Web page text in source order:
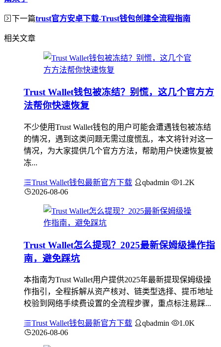
下一篇trust官方安卓下载-Trust钱包创建全流程指南
相关文章
Trust Wallet钱包被冻结？别慌，这几个官方方
法帮你快速恢复
不少使用Trust Wallet钱包的用户可能会遭遇钱包被冻结
的情况，遇到这类问题无需过度慌乱，本文将针对这一
情况，为大家提供几个官方方法，帮助用户快速恢复被
冻...
Trust Wallet钱包最新官方下载 qbadmin
1.2K
2026-08-06
Trust Wallet怎么提现？2025最新保姆级操作指
南，避免踩坑
本指南为Trust Wallet用户提供2025年最新提现保姆级操
作指引，全程拆解从资产核对、链类型选择、提币地址
校验到网络手续费设置的全流程步骤，重点标注易踩...
Trust Wallet钱包最新官方下载 qbadmin
1.0K
2026-08-06